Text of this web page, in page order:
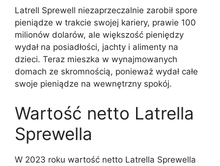
Latrell Sprewell niezaprzeczalnie zarobił spore
pieniądze w trakcie swojej kariery, prawie 100
milionów dolarów, ale większość pieniędzy
wydał na posiadłości, jachty i alimenty na
dzieci. Teraz mieszka w wynajmowanych
domach ze skromnością, ponieważ wydał całe
swoje pieniądze na wewnętrzny spokój.
Wartość netto Latrella
Sprewella
W 2023 roku wartość netto Latrella Sprewella